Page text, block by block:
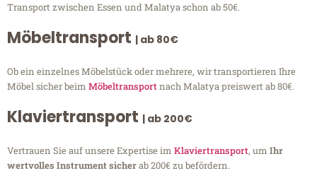
Transport zwischen Essen und Malatya schon ab 50€.
Möbeltransport | ab 80€
Ob ein einzelnes Möbelstück oder mehrere, wir transportieren Ihre
Möbel sicher beim Möbeltransportnach Malatya preiswert ab 80€.
Klaviertransport | ab 200€
Vertrauen Sie auf unsere Expertise im Klaviertransport, um Ihr
wertvolles Instrument sicherab 200€ zu befördern.